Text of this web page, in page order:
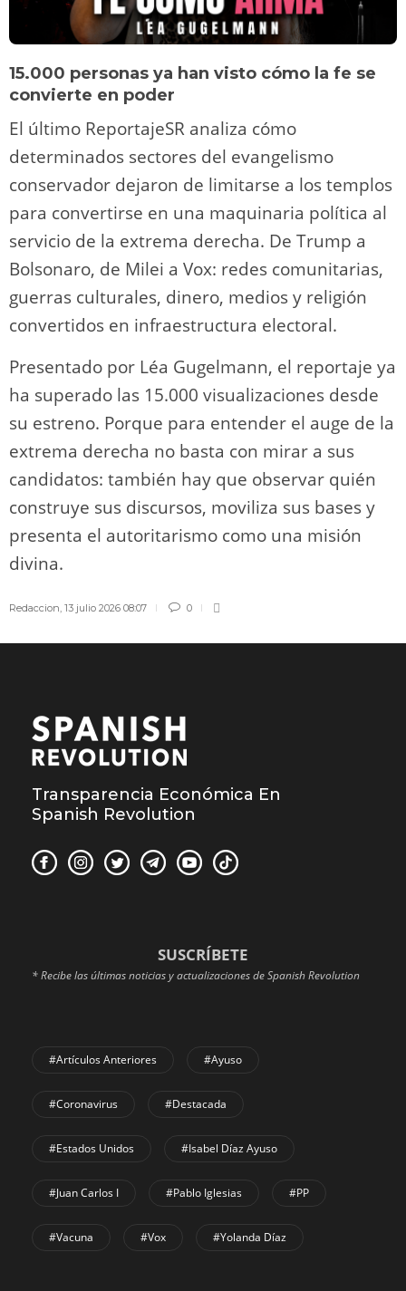
15.000 personas ya han visto cómo la fe se
convierte en poder
El último ReportajeSR analiza cómo
determinados sectores del evangelismo
conservador dejaron de limitarse a los templos
para convertirse en una maquinaria política al
servicio de la extrema derecha. De Trump a
Bolsonaro, de Milei a Vox: redes comunitarias,
guerras culturales, dinero, medios y religión
convertidos en infraestructura electoral.
Presentado por Léa Gugelmann, el reportaje ya
ha superado las 15.000 visualizaciones desde
su estreno. Porque para entender el auge de la
extrema derecha no basta con mirar a sus
candidatos: también hay que observar quién
construye sus discursos, moviliza sus bases y
presenta el autoritarismo como una misión
divina.
Redaccion 13 julio 2026 08:07 0
Transparencia Económica En
Spanish Revolution
SUSCRÍBETE
* Recibe las últimas noticias y actualizaciones de Spanish Revolution
#Artículos Anteriores #Ayuso
#coronavirus #Destacada
#Estados Unidos #Isabel Díaz Ayuso
#Juan Carlos I #Pablo Iglesias #PP
#Vacuna #Vox #Yolanda Díaz